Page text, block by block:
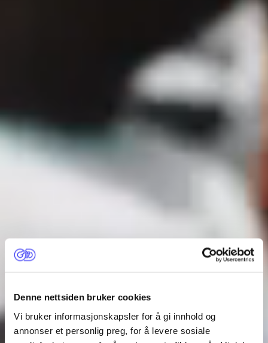
Denne nettsiden bruker cookies
Vi bruker informasjonskapsler for å gi innhold og
annonser et personlig preg, for å levere sosiale